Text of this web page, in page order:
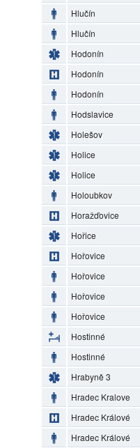
Hlučín
Hlučín
Hodonín
Hodonín
Hodonín
Hodslavice
Holešov
Holice
Holice
Holoubkov
Horažďovice
Hořice
Hořovice
Hořovice
Hořovice
Hořovice
Hostinné
Hostinné
Hrabyně 3
Hradec Kralove
Hradec Králové
Hradec Králové